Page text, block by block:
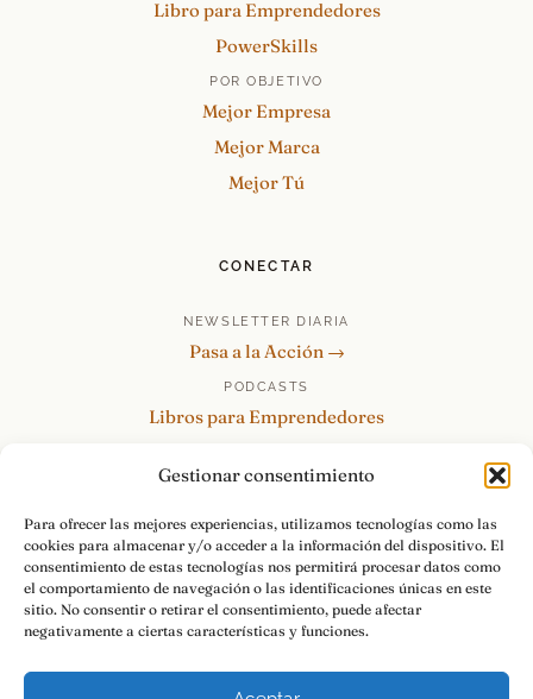
Gestionar consentimiento
Para ofrecer las mejores experiencias, utilizamos tecnologías como las
cookies para almacenar y/o acceder a la información del dispositivo. El
consentimiento de estas tecnologías nos permitirá procesar datos como
el comportamiento de navegación o las identificaciones únicas en este
sitio. No consentir o retirar el consentimiento, puede afectar
negativamente a ciertas características y funciones.
Libro para Emprendedores
PowerSkills
POR OBJETIVO
Mejor Empresa
Mejor Marca
Mejor Tú
CONECTAR
NEWSLETTER DIARIA
Pasa a la Acción →
PODCASTS
Libros para Emprendedores
re:Invéntate / PowerSkills
MENTOR360
HABLAMOS
Contacto y consultas →